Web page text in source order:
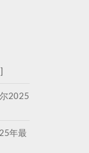
2025
年最